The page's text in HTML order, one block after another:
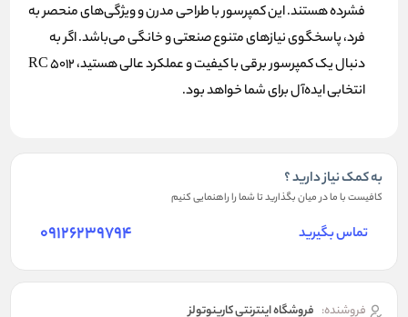
فشرده هستند. این کمپرسور با طراحی مدرن و ویژگی‌های منحصر به
فرد، پاسخگوی نیازهای متنوع صنعتی و خانگی می‌باشد. اگر به
دنبال یک کمپرسور برقی با کیفیت و عملکرد عالی هستید، RC 5012
انتخابی ایده‌آل برای شما خواهد بود.
به کمک نیاز دارید ؟
کافیست با ما در میان بگذارید تا شما را راهنمایی کنیم
تماس بگیرید 09126239794
فروشنده: فروشگاه اینترنتی کارینوتولز